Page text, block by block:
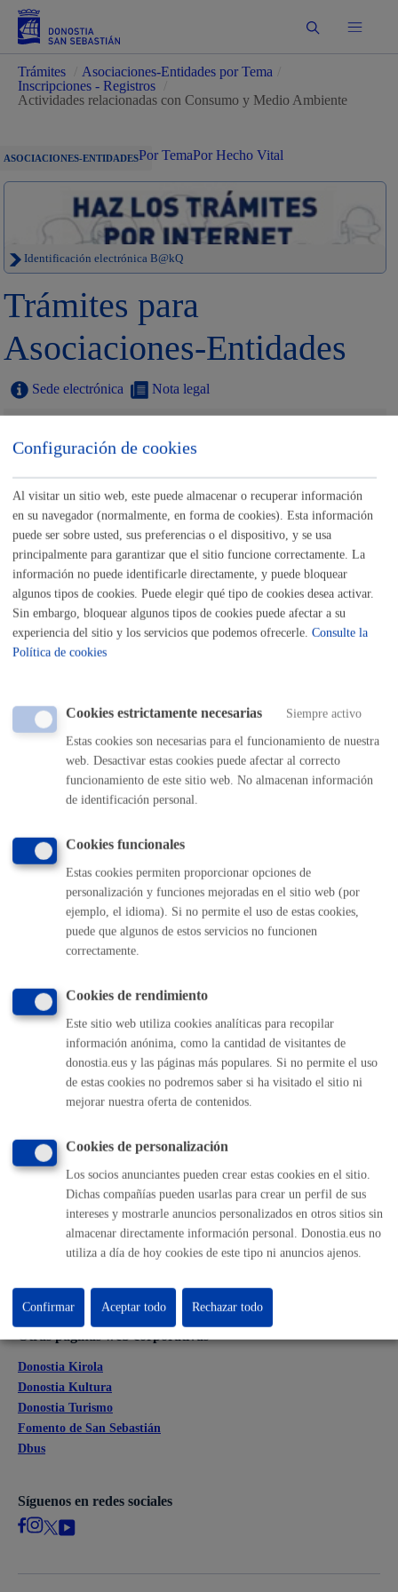
Buscar
Trámites Asociaciones-Entidades por Tema
Inscripciones - Registros
Actividades relacionadas con Consumo y Medio Ambiente
ASOCIACIONES-ENTIDADESPor TemaPor Hecho Vital
Identificación electrónica B@kQ
Trámites para
Asociaciones-Entidades
Sede electrónica Nota legal
Actividades relacionadas con Consumo y
Medio Ambiente
Artikutza-Inscripción en la Escuela de Naturaleza
ONLINE
PRESENCIAL
Artikutza-Visitas guiadas a la finca de Artikutza
ONLINE
PRESENCIAL
MÁQUINA
Volver al índice Volver atrás
Sebastián
(gratuito desde Donostia / San Sebastián)
Buzón de la ciudadanía
Informar de un error en la web
Enlaces útiles
Ofertas de empleo
Perfil del contratante
Sede electrónica
Otras páginas web corporativas
Donostia Kirola
Donostia Kultura
Donostia Turismo
Fomento de San Sebastián
Dbus
Síguenos en redes sociales
Configuración de cookies
Al visitar un sitio web, este puede almacenar o recuperar información
en su navegador (normalmente, en forma de cookies). Esta información
puede ser sobre usted, sus preferencias o el dispositivo, y se usa
principalmente para garantizar que el sitio funcione correctamente. La
información no puede identificarle directamente, y puede bloquear
algunos tipos de cookies. Puede elegir qué tipo de cookies desea activar.
Sin embargo, bloquear algunos tipos de cookies puede afectar a su
experiencia del sitio y los servicios que podemos ofrecerle. Consulte la
Política de cookies
Cookies estrictamente necesarias Siempre activo
Estas cookies son necesarias para el funcionamiento de nuestra
web. Desactivar estas cookies puede afectar al correcto
funcionamiento de este sitio web. No almacenan información
de identificación personal.
Cookies funcionales
Estas cookies permiten proporcionar opciones de
personalización y funciones mejoradas en el sitio web (por
ejemplo, el idioma). Si no permite el uso de estas cookies,
puede que algunos de estos servicios no funcionen
correctamente.
Cookies de rendimiento
Este sitio web utiliza cookies analíticas para recopilar
información anónima, como la cantidad de visitantes de
donostia.eus y las páginas más populares. Si no permite el uso
de estas cookies no podremos saber si ha visitado el sitio ni
mejorar nuestra oferta de contenidos.
Cookies de personalización
Los socios anunciantes pueden crear estas cookies en el sitio.
Dichas compañías pueden usarlas para crear un perfil de sus
intereses y mostrarle anuncios personalizados en otros sitios sin
almacenar directamente información personal. Donostia.eus no
utiliza a día de hoy cookies de este tipo ni anuncios ajenos.
Rechazar todo
Confirmar Aceptar todo